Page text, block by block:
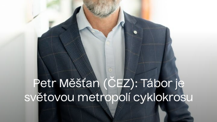
Petr Měšťan (ČEZ): Tábor je
světovou metropolí cyklokrosu